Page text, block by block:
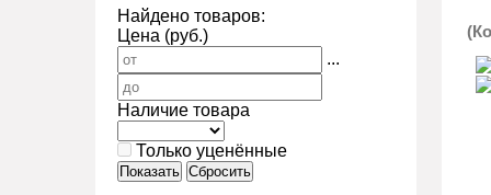
Найдено товаров:
Цена (руб.)
...
Наличие товара
Только уценённые
Показать Сбросить